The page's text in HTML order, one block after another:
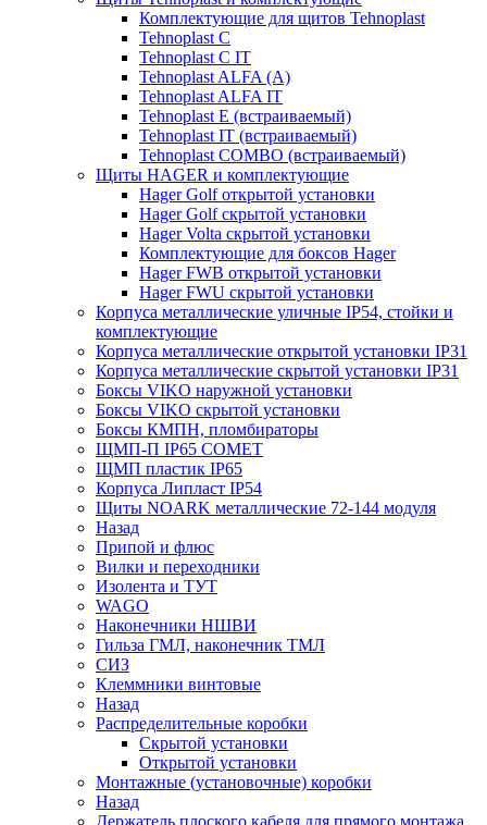
Комплектующие для щитов Tehnoplast
Tehnoplast C
Tehnoplast C IT
Tehnoplast ALFA (А)
Tehnoplast ALFA IT
Tehnoplast E (встраиваемый)
Tehnoplast IT (встраиваемый)
Tehnoplast COMBO (встраиваемый)
Щиты HAGER и комплектующие
Hager Golf открытой установки
Hager Golf скрытой установки
Hager Volta скрытой установки
Комплектующие для боксов Hager
Hager FWB открытой установки
Hager FWU скрытой установки
Корпуса металлические уличные IP54, стойки и
комплектующие
Корпуса металлические открытой установки IP31
Корпуса металлические скрытой установки IP31
Боксы VIKO наружной установки
Боксы VIKO скрытой установки
Боксы КМПН, пломбираторы
ЩМП-П IP65 COMET
ЩМП пластик IP65
Корпуса Липласт IP54
Щиты NOARK металлические 72-144 модуля
Назад
Припой и флюс
Вилки и переходники
Изолента и ТУТ
WAGO
Наконечники НШВИ
Гильза ГМЛ, наконечник ТМЛ
СИЗ
Клеммники винтовые
Назад
Распределительные коробки
Скрытой установки
Открытой установки
Монтажные (установочные) коробки
Назад
Держатель плоского кабеля для прямого монтажа